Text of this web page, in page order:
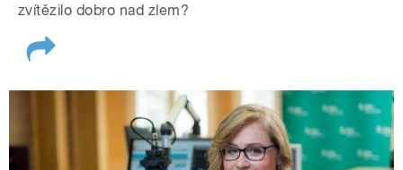
zvítězilo dobro nad zlem?